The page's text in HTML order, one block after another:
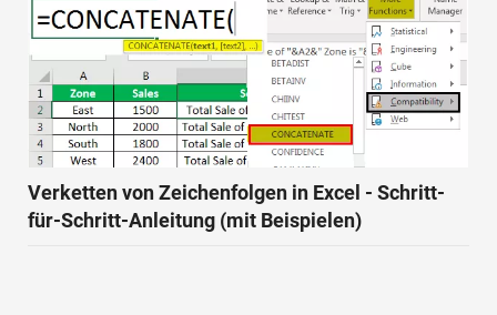
Verketten von Zeichenfolgen in Excel - Schritt-
für-Schritt-Anleitung (mit Beispielen)